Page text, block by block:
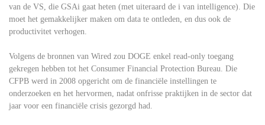
van de VS, die GSAi gaat heten (met uiteraard de i van intelligence). Die
moet het gemakkelijker maken om data te ontleden, en dus ook de
productivitet verhogen.
Volgens de bronnen van Wired zou DOGE enkel read-only toegang
gekregen hebben tot het Consumer Financial Protection Bureau. Die
CFPB werd in 2008 opgericht om de financiële instellingen te
onderzoeken en het hervormen, nadat onfrisse praktijken in de sector dat
jaar voor een financiële crisis gezorgd had.